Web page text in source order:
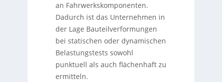
an Fahrwerkskomponenten.
Dadurch ist das Unternehmen in
der Lage Bauteilverformungen
bei statischen oder dynamischen
Belastungstests sowohl
punktuell als auch flächenhaft zu
ermitteln.